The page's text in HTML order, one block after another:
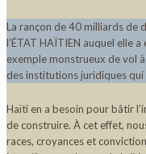
La rançon de 40 milliards de
l’ÉTAT HAÏTIEN auquel elle
exemple monstrueux de vol
des institutions juridiques
Haïti en a besoin pour bâtir
de construire. À cet effet,
races, croyances et